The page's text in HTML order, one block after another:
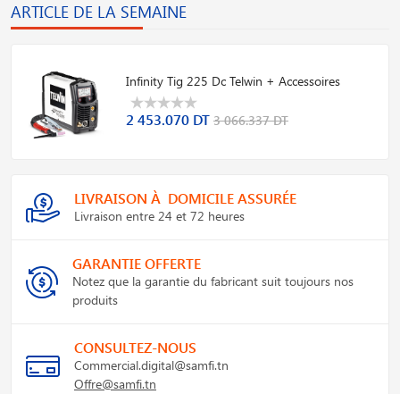
ARTICLE DE LA SEMAINE
Infinity Tig 225 Dc Telwin + Accessoires
2 453.070 DT 3 066.337 DT
LIVRAISON À DOMICILE ASSURÉE
Livraison entre 24 et 72 heures
GARANTIE OFFERTE
Notez que la garantie du fabricant suit toujours nos
produits
CONSULTEZ-NOUS
Commercial.digital@samfi.tn
Offre@samfi.tn